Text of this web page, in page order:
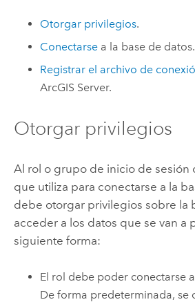
Otorgar privilegios.
Conectarse a la base de datos.
Registrar el archivo de
ArcGIS Server.
Otorgar privilegios
Al rol o grupo de inicio de sesión
que utiliza para conectarse a la
debe otorgar privilegios sobre la
acceder a los datos que se van a
siguiente forma:
El rol debe poder conectarse
De forma predeterminada, se